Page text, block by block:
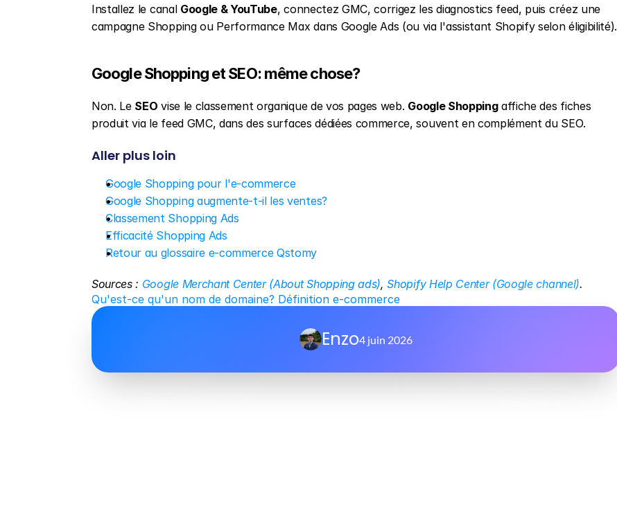
Installez le canal Google & YouTube, connectez GMC, corrigez les diagnostics feed, puis créez une
campagne Shopping ou Performance Max dans Google Ads (ou via l'assistant Shopify selon éligibilité).
Google Shopping et SEO: même chose?
Non. Le SEO vise le classement organique de vos pages web. Google Shopping affiche des fiches
produit via le feed GMC, dans des surfaces dédiées commerce, souvent en complément du SEO.
Aller plus loin
Google Shopping pour l'e-commerce
Google Shopping augmente-t-il les ventes?
Classement Shopping Ads
Efficacité Shopping Ads
Retour au glossaire e-commerce Qstomy
Sources : Google Merchant Center (About Shopping ads), Shopify Help Center (Google channel).
Qu'est-ce qu'un nom de domaine? Définition e-commerce
Enzo4 juin 2026